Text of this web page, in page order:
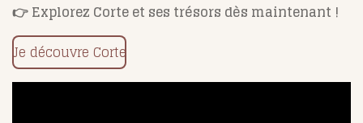
👉 Explorez Corte et ses trésors dès maintenant !
Je découvre Corte